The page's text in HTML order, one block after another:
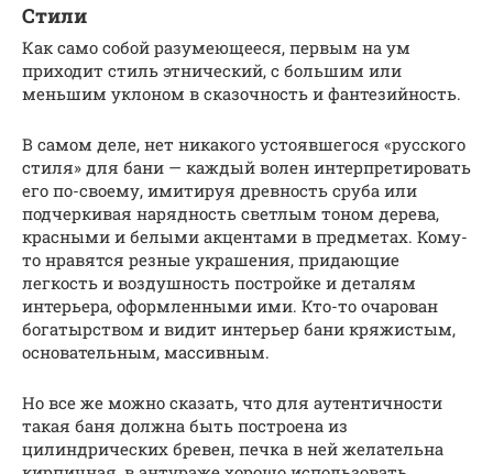
Стили
Как само собой разумеющееся, первым на ум
приходит стиль этнический, с большим или
меньшим уклоном в сказочность и фантезийность.
В самом деле, нет никакого устоявшегося «русского
стиля» для бани — каждый волен интерпретировать
его по-своему, имитируя древность сруба или
подчеркивая нарядность светлым тоном дерева,
красными и белыми акцентами в предметах. Кому-
то нравятся резные украшения, придающие
легкость и воздушность постройке и деталям
интерьера, оформленными ими. Кто-то очарован
богатырством и видит интерьер бани кряжистым,
основательным, массивным.
Но все же можно сказать, что для аутентичности
такая баня должна быть построена из
цилиндрических бревен, печка в ней желательна